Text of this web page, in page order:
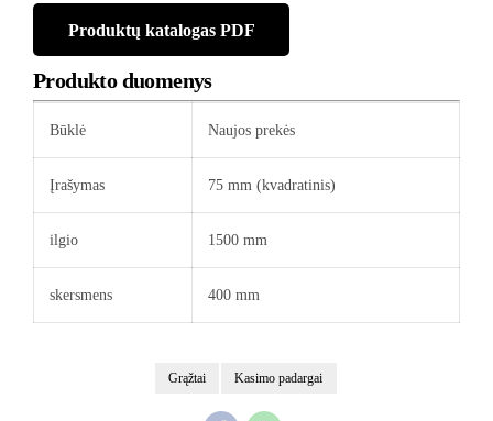
Produktų katalogas PDF
Produkto duomenys
Būklė Naujos prekės
Įrašymas 75 mm (kvadratinis)
ilgio 1500 mm
skersmens 400 mm
Grąžtai Kasimo padargai